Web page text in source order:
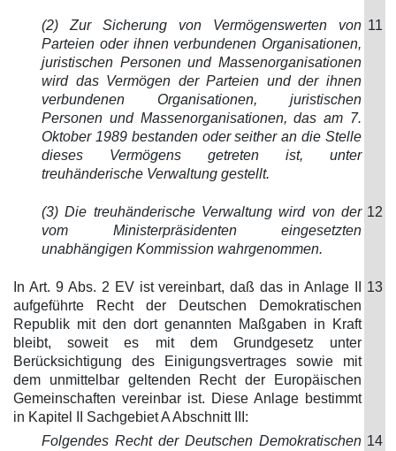
(2) Zur Sicherung von Vermögenswerten von
Parteien oder ihnen verbundenen Organisationen,
juristischen Personen und Massenorganisationen
wird das Vermögen der Parteien und der ihnen
verbundenen Organisationen, juristischen
Personen und Massenorganisationen, das am 7.
Oktober 1989 bestanden oder seither an die Stelle
dieses Vermögens getreten ist, unter
treuhänderische Verwaltung gestellt.
11
(3) Die treuhänderische Verwaltung wird von der
vom Ministerpräsidenten eingesetzten
unabhängigen Kommission wahrgenommen.
12
In Art. 9 Abs. 2 EV ist vereinbart, daß das in Anlage II
aufgeführte Recht der Deutschen Demokratischen
Republik mit den dort genannten Maßgaben in Kraft
bleibt, soweit es mit dem Grundgesetz unter
Berücksichtigung des Einigungsvertrages sowie mit
dem unmittelbar geltenden Recht der Europäischen
Gemeinschaften vereinbar ist. Diese Anlage bestimmt
in Kapitel II Sachgebiet A Abschnitt III:
13
Folgendes Recht der Deutschen Demokratischen 14